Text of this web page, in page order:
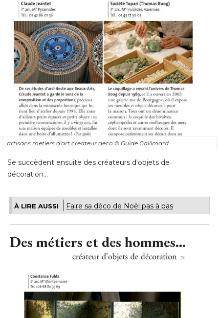
artisans metiers d'art createur deco © Guide Gallimard
Se succèdent ensuite des créateurs d'objets de
décoration...
À LIRE AUSSI Faire sa déco de Noël pas à pas
Des métiers et des hommes...